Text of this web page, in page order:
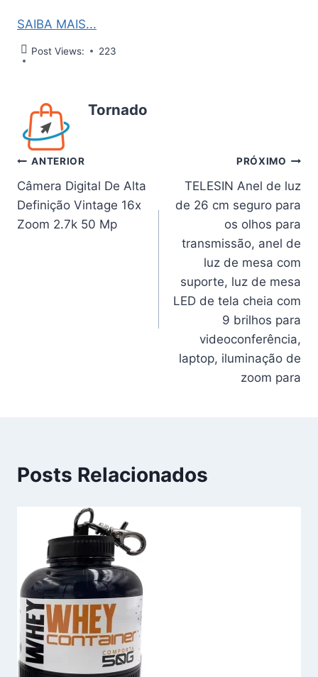
SAIBA MAIS...
Post Views: 223
Tornado
Navegação
de
Post
ANTERIOR
Câmera Digital De Alta
Definição Vintage 16x
Zoom 2.7k 50 Mp
PRÓXIMO
TELESIN Anel de luz
de 26 cm seguro para
os olhos para
transmissão, anel de
luz de mesa com
suporte, luz de mesa
LED de tela cheia com
9 brilhos para
videoconferência,
laptop, iluminação de
zoom para
Posts Relacionados